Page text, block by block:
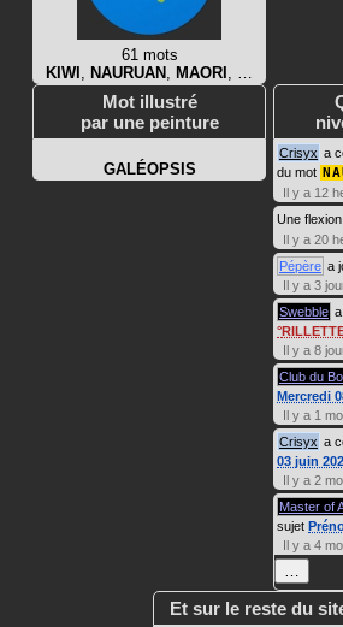
61 mots
KIWI NAURUAN MAORI
Mot illustré
par une peinture
GALÉOPSIS
Crisyx a
du mot
Il y a 12
Une flexion
Il y a 20
Pépère a
Il y a 3
Swebble
Il y a 8
Club du
Mercredi
Il y a 1
Crisyx a
03 juin
Il y a 2
Master of
sujet
Il y a 4
Et sur le reste du